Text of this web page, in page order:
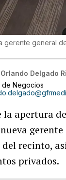
gerente general
Delgado
de Negocios
la apertura
recinto,
privados.